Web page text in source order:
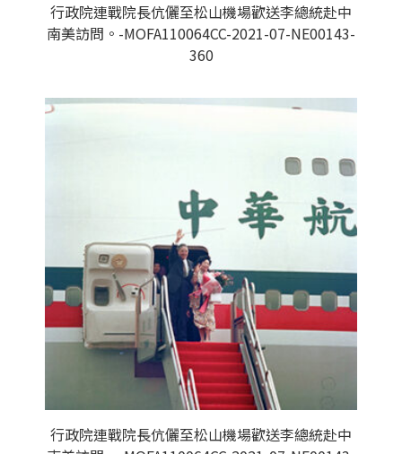
行政院連戰院長伉儷至松山機場歡送李總統赴中
南美訪問。-MOFA110064CC-2021-07-NE00143-
360
行政院連戰院長伉儷至松山機場歡送李總統赴中